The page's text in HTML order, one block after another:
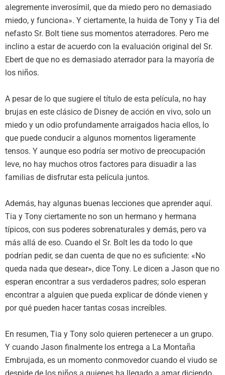
alegremente inverosímil, que da miedo pero no demasiado
miedo, y funciona». Y ciertamente, la huida de Tony y Tia del
nefasto Sr. Bolt tiene sus momentos aterradores. Pero me
inclino a estar de acuerdo con la evaluación original del Sr.
Ebert de que no es demasiado aterrador para la mayoría de
los niños.
A pesar de lo que sugiere el título de esta película, no hay
brujas en este clásico de Disney de acción en vivo, solo un
miedo y un odio profundamente arraigados hacia ellos, lo
que puede conducir a algunos momentos ligeramente
tensos. Y aunque eso podría ser motivo de preocupación
leve, no hay muchos otros factores para disuadir a las
familias de disfrutar esta película juntos.
Además, hay algunas buenas lecciones que aprender aquí.
Tia y Tony ciertamente no son un hermano y hermana
típicos, con sus poderes sobrenaturales y demás, pero va
más allá de eso. Cuando el Sr. Bolt les da todo lo que
podrían pedir, se dan cuenta de que no es suficiente: «No
queda nada que desear», dice Tony. Le dicen a Jason que no
esperan encontrar a sus verdaderos padres; solo esperan
encontrar a alguien que pueda explicar de dónde vienen y
por qué pueden hacer tantas cosas increíbles.
En resumen, Tia y Tony solo quieren pertenecer a un grupo.
Y cuando Jason finalmente los entrega a La Montaña
Embrujada, es un momento conmovedor cuando el viudo se